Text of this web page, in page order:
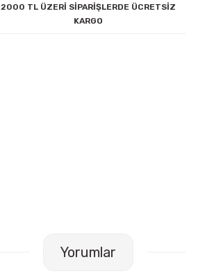
2000 TL ÜZERİ SİPARİŞLERDE ÜCRETSİZ
KARGO
Yorumlar